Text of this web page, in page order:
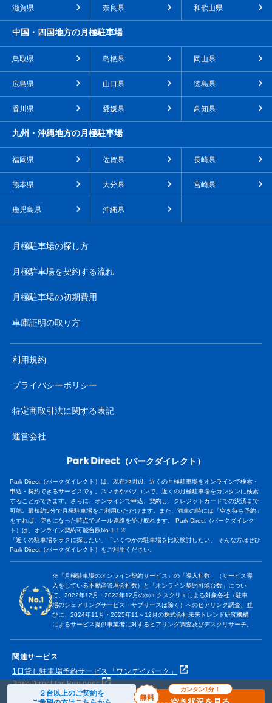
２台以上のご契約を
カンタン1分！
滋賀県 奈良県 和歌山県
中国・四国地方の月極駐車場
鳥取県 島根県 岡山県
広島県 山口県 徳島県
香川県 愛媛県 高知県
九州・沖縄地方の月極駐車場
福岡県 佐賀県 長崎県
熊本県 大分県 宮崎県
鹿児島県 沖縄県
月極駐車場の探し方
月極駐車場を契約する流れ
月極駐車場の初期費用
車庫証明の取り方
利用規約
プライバシーポリシー
特定商取引法に関する表記
運営会社
（パークダイレクト）
Park Direct（パークダイレクト）は、現在地周辺、近くの月極駐車場をオンラインで検索・
申込・契約できるサービスです。スマホやパソコンで、近くの月極駐車場をカンタンに検索
することができます。さらに、オンラインで申込、契約し、クレジットカードでの決済まで
可能。最短約5分で月極駐車場をご利用いただけます。また、満車の時には「空き待ち予約」
をすれば、空きになった時点でメール連絡を受け取れます。 Park Direct（パークダイレク
ト）は、オンライン契約可能台数No.1！※
「近くの駐車場をラクに探したい」「いくつかの駐車場を比較検討したい」 そんな方はぜひ
Park Direct（パークダイレクト）をご利用ください。
※「月極駐車場のオンライン契約サービス」の「導入社数」（サービス導
入をしている不動産管理会社数）と「オンライン契約可能台数」につい
て、2022年12月・2023年12月の㈱エクスクリエによる対象各社（駐車
場のシェアリングサービス・サブリースは除く）へのヒアリング調査、並
びに、2024年11月・2025年11～12月の株式会社未来トレンド研究機構
によるサービス提供事業者に対するヒアリング調査及びデスクリサーチ。
関連サービス
1日貸し駐車場予約サービス「ワンデイパーク」
Park Direct for Business